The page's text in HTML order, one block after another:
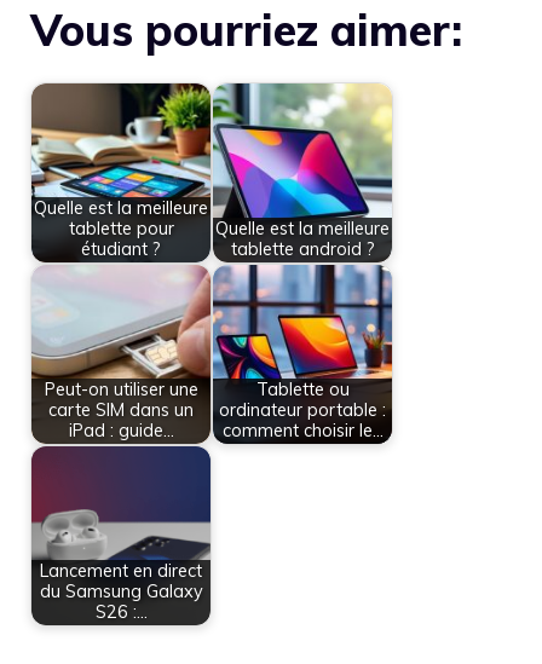
Vous pourriez aimer:
Quelle est la meilleure
tablette pour
étudiant ?
Quelle est la meilleure
tablette android ?
Peut-on utiliser une
carte SIM dans un
iPad : guide…
Tablette ou
ordinateur portable :
comment choisir le…
Lancement en direct
du Samsung Galaxy
S26 :…